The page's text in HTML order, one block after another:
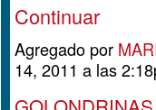
Continuar
Agregado por
14, 2011 a las